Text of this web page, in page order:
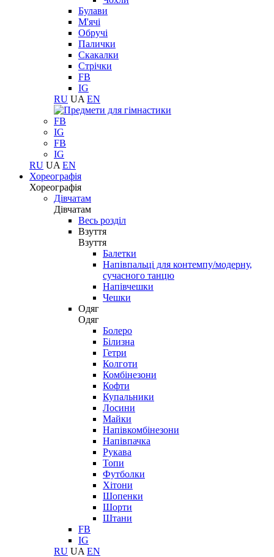
Булави
М'ячі
Обручі
Палички
Скакалки
Стрічки
FB
IG
RU UA EN
FB
IG
FB
IG
RU UA EN
Хореографія
Хореографія
Дівчатам
Дівчатам
Весь розділ
Взуття
Взуття
Балетки
Напівпальці для контемпу/модерну,
сучасного танцю
Напівчешки
Чешки
Одяг
Одяг
Болеро
Білизна
Гетри
Колготи
Комбінезони
Кофти
Купальники
Лосини
Майки
Напівкомбінезони
Напівпачка
Рукава
Топи
Футболки
Хітони
Шопенки
Шорти
Штани
FB
IG
RU UA EN